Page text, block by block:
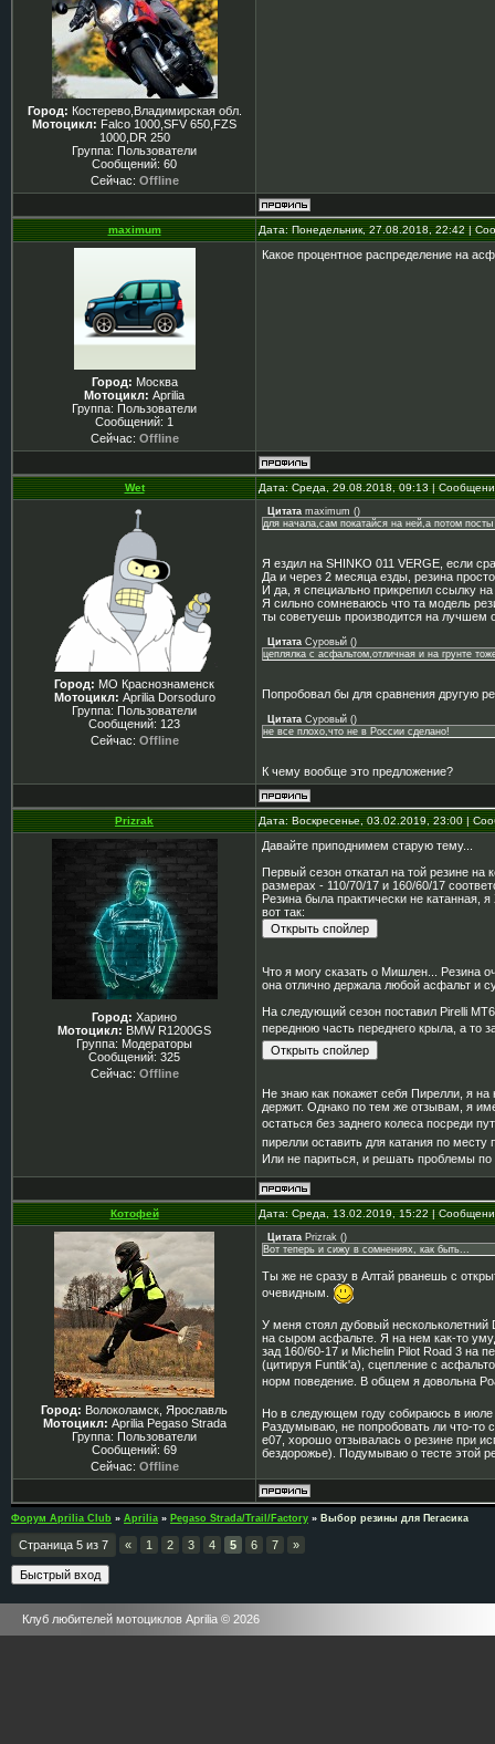
Город: Костерево,Владимирская обл.
Мотоцикл: Falco 1000,SFV 650,FZS
1000,DR 250
Группа: Пользователи
Сообщений: 60
Сейчас: Offline
maximum Дата: Понедельник, 27.08.2018, 22:42 |
Город: Москва
Мотоцикл: Aprilia
Группа: Пользователи
Сообщений: 1
Сейчас: Offline
Какое процентное распределение на
Wet Дата: Среда, 29.08.2018, 09:13 |
Город: МО Краснознаменск
Мотоцикл: Aprilia Dorsoduro
Группа: Пользователи
Сообщений: 123
Сейчас: Offline
Цитата maximum ()
для начала,сам покатайся на ней,а потом
Я ездил на SHINKO 011 VERGE, если
Да и через 2 месяца езды, резина
И да, я специально прикрепил ссылку
Я сильно сомневаюсь что та модель
ты советуешь производится на лучшем
Цитата Суровый ()
цеплялка с асфальтом,отличная и на грунте
Попробовал бы для сравнения другую
Цитата Суровый ()
не все плохо,что не в России сделано!
К чему вообще это предложение?
Prizrak Дата: Воскресенье, 03.02.2019, 23:00 |
Город: Харино
Мотоцикл: BMW R1200GS
Группа: Модераторы
Сообщений: 325
Сейчас: Offline
Давайте приподнимем старую тему...
Первый сезон откатал на той резине
размерах - 110/70/17 и 160/60/17
Резина была практически не катанная,
вот так:
Что я могу сказать о Мишлен... Резина
она отлично держала любой асфальт и
На следующий сезон поставил Pirelli
переднюю часть переднего крыла, а то
Не знаю как покажет себя Пирелли, я
держит. Однако по тем же отзывам, я
остаться без заднего колеса посреди
пирелли оставить для катания по
Или не париться, и решать проблемы
Котофей Дата: Среда, 13.02.2019, 15:22 |
Город: Волоколамск, Ярославль
Мотоцикл: Aprilia Pegaso Strada
Группа: Пользователи
Сообщений: 69
Сейчас: Offline
Цитата Prizrak ()
Вот теперь и сижу в сомнениях, как быть...
Ты же не сразу в Алтай рванешь с
очевидным.
У меня стоял дубовый нескольколетний
на сыром асфальте. Я на нем как-то
зад 160/60-17 и Michelin Pilot Road 3 на
(цитируя Funtik'а), сцепление с
норм поведение. В общем я довольна
Но в следующем году собираюсь в июле
Раздумываю, не попробовать ли что-то
e07, хорошо отзывалась о резине при
бездорожье). Подумываю о тесте этой
Форум Aprilia Club » Aprilia » Pegaso Strada/Trail/Factory » Выбор резины для Пегасика
Страница 5 из 7 « 1 2 3 4 5 6 7 »
Клуб любителей мотоциклов Aprilia © 2026